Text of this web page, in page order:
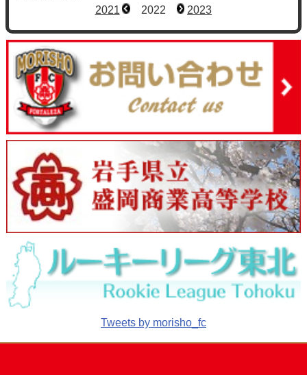
2021
2022 2023
Tweets by morisho_fc